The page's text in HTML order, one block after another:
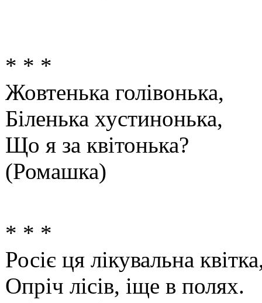
* * *
Жовтенька голівонька,
Біленька хустинонька,
Що я за квітонька?
(Ромашка)
* * *
Росіє ця лікувальна
Опріч лісів, іще в полях.